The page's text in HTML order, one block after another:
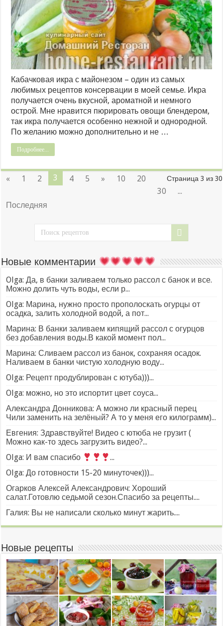
Кабачковая икра с майонезом – один из самых
любимых рецептов консервации в моей семье. Икра
получается очень вкусной, ароматной и немного
острой. Мне нравится пюрировать овощи блендером,
так икра получается особенно нежной и однородной.
По желанию можно дополнительно и не …
Подробнее...
Страница 3 из 30
« 1 2 3 4 5 » 10
20
30
...
Последняя
Новые комментарии
Olga: Да, в банки заливаем только рассол с банок и все.
Можно долить чуть воды, если р...
Olga: Марина, нужно просто прополоскать огурцы от
осадка, залить холодной водой, а пот...
Марина: В банки заливаем кипящий рассол с огурцов
без добавления воды.В какой момент пол...
Марина: Сливаем рассол из банок, сохраняя осадок.
Наливаем в банки чистую холодную воду...
Olga: Рецепт продублирован с ютуба)))...
Olga: можно, но это испортит цвет соуса...
Александра Донникова: А можно ли красный перец
Чили заменить на зелёный? А то у меня его килограмм)...
Евгения: Здравствуйте! Видео с ютюба не грузит (
Можно как-то здесь загрузить видео?...
Olga: И вам спасибо
...
Olga: До готовности 15-20 минуточек)))...
Огарков Алексей Александрович: Хороший
салат.Готовлю седьмой сезон.Спасибо за рецепты....
Галия: Вы не написали сколько минут жарить....
Новые рецепты